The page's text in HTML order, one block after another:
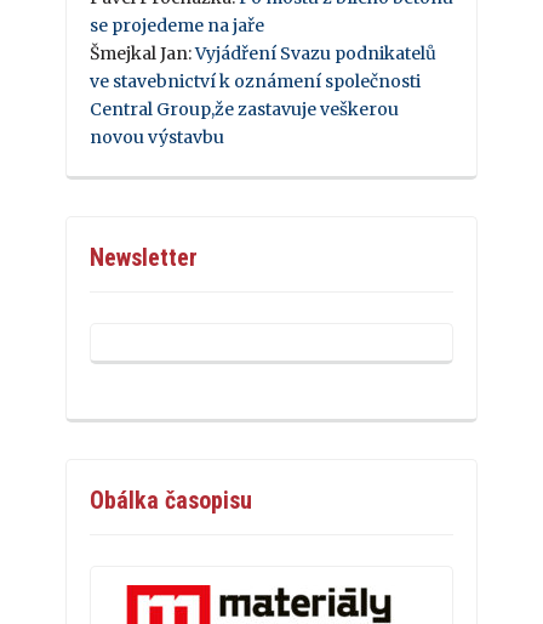
se projedeme na jaře
Šmejkal Jan:Vyjádření Svazu podnikatelů
ve stavebnictví k oznámení společnosti
Central Group,že zastavuje veškerou
novou výstavbu
Newsletter
Obálka časopisu